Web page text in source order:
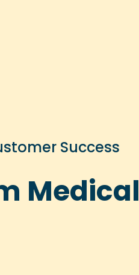
Success
Medical